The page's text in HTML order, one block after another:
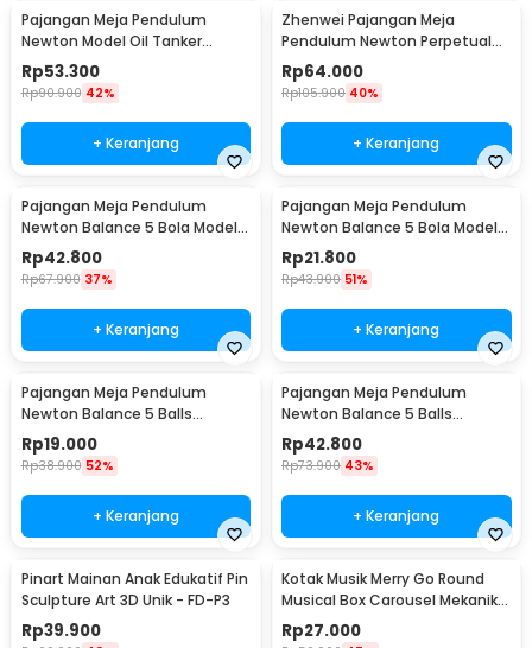
Pajangan Meja Pendulum
Newton Model Oil Tanker
Perpetual Debate - B101
Rp53.300
Rp90.900 42%
+ Keranjang
Zhenwei Pajangan Meja
Pendulum Newton Perpetual
Model Ferris Wheel - ZPW
Rp64.000
Rp105.900 40%
+ Keranjang
Pajangan Meja Pendulum
Newton Balance 5 Bola Model
Arched M - ZY02
Rp42.800
Rp67.900 37%
+ Keranjang
Pajangan Meja Pendulum
Newton Balance 5 Bola Model
Arched S - ZY02
Rp21.800
Rp43.900 51%
+ Keranjang
Pajangan Meja Pendulum
Newton Balance 5 Balls
Stainless Steel Model T S -
LX013
Rp19.000
Rp38.900 52%
+ Keranjang
Pajangan Meja Pendulum
Newton Balance 5 Balls
Stainless Steel Model T L -
LX013
Rp42.800
Rp73.900 43%
+ Keranjang
Pinart Mainan Anak Edukatif Pin
Sculpture Art 3D Unik - FD-P3
Rp39.900
Kotak Musik Merry Go Round
Musical Box Carousel Mekanikal
- HD-Y02
Rp27.000